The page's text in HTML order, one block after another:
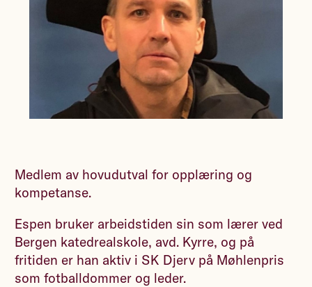
Medlem av hovudutval for opplæring og
kompetanse.
Espen bruker arbeidstiden sin som lærer ved
Bergen katedrealskole, avd. Kyrre, og på
fritiden er han aktiv i SK Djerv på Møhlenpris
som fotballdommer og leder.